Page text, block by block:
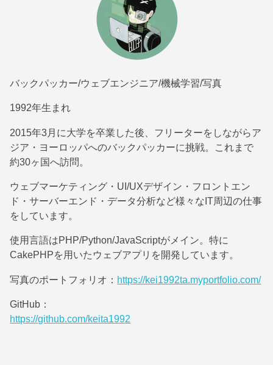
バックパッカー/ウェブエンジニア/機械学習/写真
1992年生まれ
2015年3月に大学を卒業した後、フリーターをしながらア
ジア・ヨーロッパへのバックパッカーに挑戦。これまで
約30ヶ国へ訪問。
ウェブマーケティング・UI/UXデザイン・フロントエン
ド・サーバーエンド・データ分析など様々なIT周辺の仕事
をしています。
使用言語はPHP/Python/JavaScriptがメイン。特に
CakePHPを用いたウェブアプリを開発しています。
写真のポートフォリオ： https://kei1992ta.myportfolio.com/
GitHub：
https://github.com/keita1992